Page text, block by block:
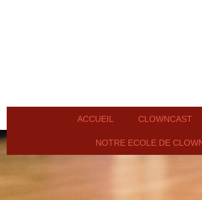
ACCUEIL CLOWNCAST
NOTRE ECOLE DE